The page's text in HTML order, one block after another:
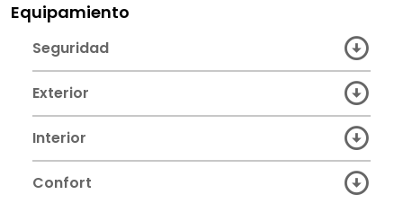
Equipamiento
Seguridad
Exterior
Interior
Confort